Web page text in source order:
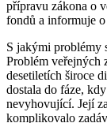
přípravu zákona o
fondů a informuje
S jakými problémy
Problém veřejných
desetiletích široce
dostala do fáze,
nevyhovující. Její
komplikovalo